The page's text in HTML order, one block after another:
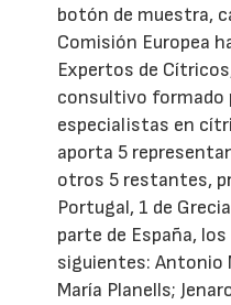
botón de muestra,
Comisión Europea
Expertos de
consultivo formado
especialistas en
aporta 5
otros 5 restantes,
Portugal, 1 de
parte de España,
siguientes: Antonio
María Planells;